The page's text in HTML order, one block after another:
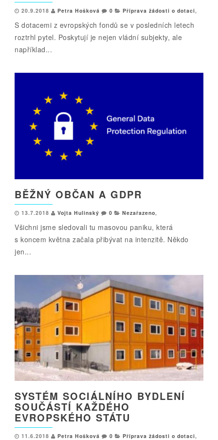
20.9.2018 Petra Hošková 0 Příprava žádosti o dotaci,
S dotacemi z evropských fondů se v posledních letech
roztrhl pytel. Poskytují je nejen vládní subjekty, ale
například...
BĚŽNÝ OBČAN A GDPR
13.7.2018 Vojta Hulinský 0 Nezařazeno,
Všichni jsme sledovali tu masovou paniku, která
s koncem května začala přibývat na intenzitě. Někdo
jen...
SYSTÉM SOCIÁLNÍHO BYDLENÍ
SOUČÁSTÍ KAŽDÉHO
EVROPSKÉHO STÁTU
11.6.2018 Petra Hošková 0 Příprava žádosti o dotaci,